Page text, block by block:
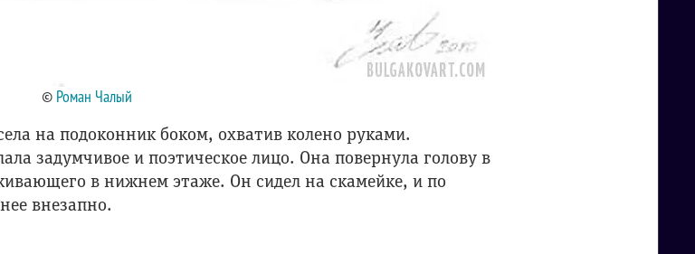
© Роман Чалый
на подоконник боком, охватив колено руками.
задумчивое и поэтическое лицо. Она повернула голову в
в нижнем этаже. Он сидел на скамейке, и по
внезапно.